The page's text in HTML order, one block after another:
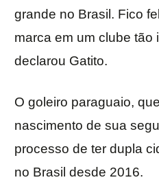
grande no Brasil. Fico
marca em um clube tão
declarou Gatito.
O goleiro paraguaio,
nascimento de sua
processo de ter dupla
no Brasil desde 2016.